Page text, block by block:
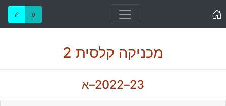
ℰ ע
מכניקה קלסית 2
23–2022–א